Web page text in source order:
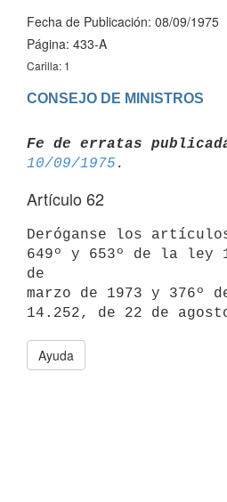
Fecha de Publicación: 08/09/1975
Página: 433-A
Carilla: 1
CONSEJO DE MINISTROS
Fe de erratas
10/09/1975
Artículo 62
Deróganse los
649º y 653º de la ley
de
marzo de 1973 y 376º
Ayuda